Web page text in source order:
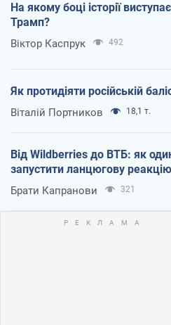
На якому боці історії
Трамп?
Віктор Каспрук 492
Як протидіяти російській
Віталій Портников 18,1 т.
Від Wildberries до ВТБ: як
запустити ланцюгову реакцію
Брати Капранови 321